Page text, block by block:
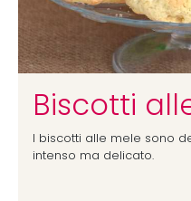
Biscotti
I biscotti alle mele sono
intenso ma delicato.